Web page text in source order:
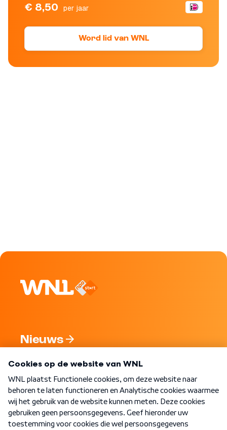
€ 8,50 per jaar
Word lid van WNL
Nieuws
Nieuwsbrief
Word Lid